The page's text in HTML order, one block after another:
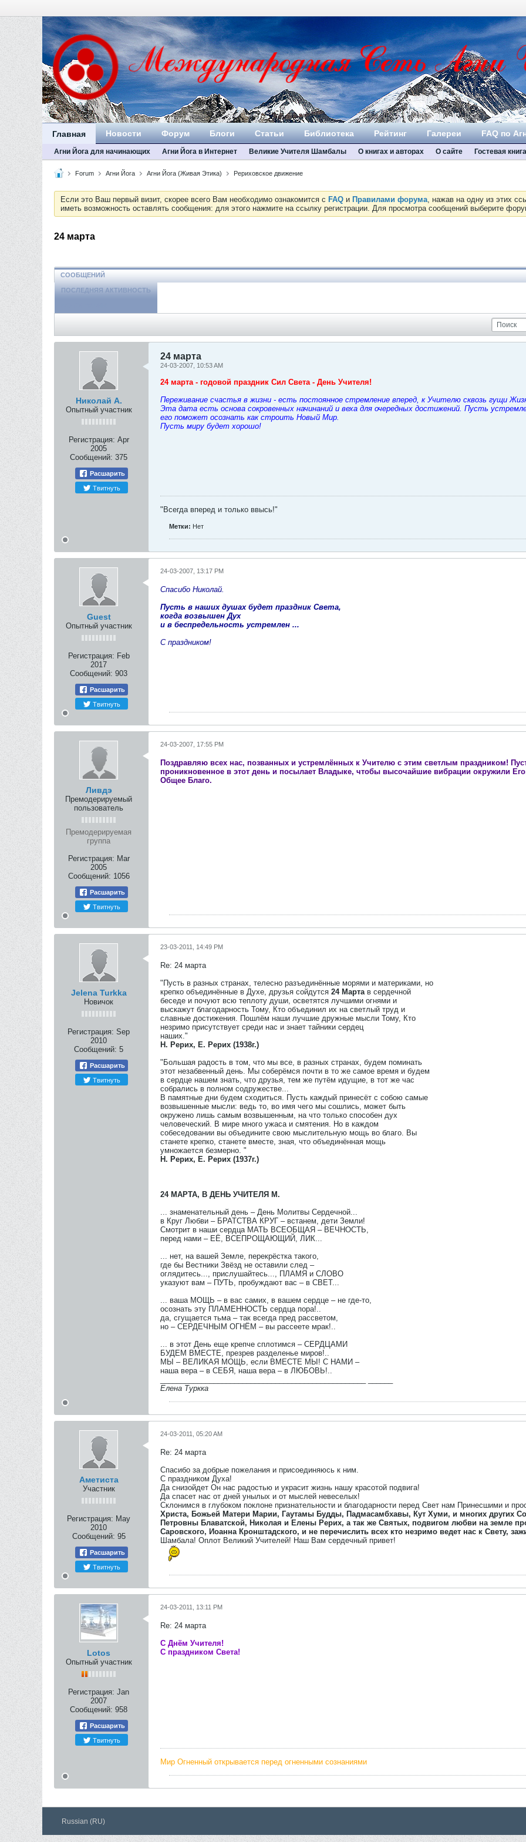
Главная Новости Форум Блоги Статьи Библиотека Рейтинг Галереи FAQ по
Агни Йога для начинающих Агни Йога в Интернет Великие Учителя Шамбалы О книгах и авторах О сайте Гостевая книга
Forum Агни Йога Агни Йога (Живая Этика) Рериховское движение
Если это Ваш первый визит, скорее всего Вам необходимо ознакомится с FAQ и Правилами форума, нажав на одну из этих
иметь возможность оставлять сообщения: для этого нажмите на ссылку регистрации. Для просмотра сообщений выберите
24 марта
СООБЩЕНИЙ
ПОСЛЕДНЯЯ АКТИВНОСТЬ
Николай А.
Опытный участник
Регистрация: Apr
2005
Сообщений: 375
Расшарить
Твитнуть
24 марта
24-03-2007, 10:53 AM
24 марта - годовой праздник Сил Света - День Учителя!
Переживание счастья в жизни - есть постоянное стремление вперед, к Учителю сквозь гущи
Эта дата есть основа сокровенных начинаний и веха для очередных достижений. Пусть
его поможет осознать как строить Новый Мир.
Пусть миру будет хорошо!
"Всегда вперед и только ввысь!"
Метки: Нет
Guest
Опытный участник
Регистрация: Feb
2017
Сообщений: 903
Расшарить
Твитнуть
24-03-2007, 13:17 PM
Спасибо Николай.
Пусть в наших душах будет праздник Света,
когда возвышен Дух
и в беспредельность устремлен ...
С праздником!
Ливдэ
Премодерируемый
пользователь
Премодерируемая
группа
Регистрация: Mar
2005
Сообщений: 1056
Расшарить
Твитнуть
24-03-2007, 17:55 PM
Поздравляю всех нас, позванных и устремлённых к Учителю с этим светлым праздником!
проникновенное в этот день и посылает Владыке, чтобы высочайшие вибрации окружили
Общее Благо.
Jelena Turkka
Новичок
Регистрация: Sep
2010
Сообщений: 5
Расшарить
Твитнуть
23-03-2011, 14:49 PM
Re: 24 марта
"Пусть в разных странах, телесно разъединённые морями и материками, но
крепко объединённые в Духе, друзья сойдутся 24 Мартав сердечной
беседе и почуют всю теплоту души, осветятся лучшими огнями и
выскажут благодарность Тому, Кто объединил их на светлый труд и
славные достижения. Пошлём наши лучшие дружные мысли Тому, Кто
незримо присутствует среди нас и знает тайники сердец
наших."
Н. Рерих, Е. Рерих (1938г.)
"Большая радость в том, что мы все, в разных странах, будем поминать
этот незабвенный день. Мы соберёмся почти в то же самое время и будем
в сердце нашем знать, что друзья, тем же путём идущие, в тот же час
собрались в полном содружестве...
В памятные дни будем сходиться. Пусть каждый принесёт с собою самые
возвышенные мысли: ведь то, во имя чего мы сошлись, может быть
окружено лишь самым возвышенным, на что только способен дух
человеческий. В мире много ужаса и смятения. Но в каждом
собеседовании вы объедините свою мыслительную мощь во благо. Вы
станете крепко, станете вместе, зная, что объединённая мощь
умножается безмерно. "
Н. Рерих, Е. Рерих (1937г.)
24 МАРТА, В ДЕНЬ УЧИТЕЛЯ М.
... знаменательный день – День Молитвы Сердечной...
в Круг Любви – БРАТСТВА КРУГ – встанем, дети Земли!
Смотрит в наши сердца МАТЬ ВСЕОБЩАЯ – ВЕЧНОСТЬ,
перед нами – ЕЁ, ВСЕПРОЩАЮЩИЙ, ЛИК...
... нет, на вашей Земле, перекрёстка такого,
где бы Вестники Звёзд не оставили след –
оглядитесь..., прислушайтесь..., ПЛАМЯ и СЛОВО
указуют вам – ПУТЬ, пробуждают вас – в СВЕТ...
... ваша МОЩЬ – в вас самих, в вашем сердце – не где-то,
осознать эту ПЛАМЕННОСТЬ сердца пора!..
да, сгущается тьма – так всегда пред рассветом,
но – СЕРДЕЧНЫМ ОГНЁМ – вы рассеете мрак!..
... в этот День еще крепче сплотимся – СЕРДЦАМИ
БУДЕМ ВМЕСТЕ, презрев разделенье миров!..
МЫ – ВЕЛИКАЯ МОЩЬ, если ВМЕСТЕ МЫ! С НАМИ –
наша вера – в СЕБЯ, наша вера – в ЛЮБОВЬ!..
Елена Туркка
Аметиста
Участник
Регистрация: May
2010
Сообщений: 95
Расшарить
Твитнуть
24-03-2011, 05:20 AM
Re: 24 марта
Спасибо за добрые пожелания и присоединяюсь к ним.
С праздником Духа!
Да снизойдет Он нас радостью и украсит жизнь нашу красотой подвига!
Да спасет нас от дней унылых и от мыслей невеселых!
Склонимся в глубоком поклоне признательности и благодарности перед Свет нам Принесшими и
Христа, Божьей Матери Марии, Гаутамы Будды, Падмасамбхавы, Кут Хуми, и многих других
Петровны Блаватской, Николая и Елены Рерих, а так же Святых, подвигом любви на земле
Саровского, Иоанна Кронштадского, и не перечислить всех кто незримо ведет нас к Свету,
Шамбала! Оплот Великий Учителей! Наш Вам сердечный привет!
Lotos
Опытный участник
Регистрация: Jan
2007
Сообщений: 958
Расшарить
Твитнуть
24-03-2011, 13:11 PM
Re: 24 марта
С Днём Учителя!
С праздником Света!
Мир Огненный открывается перед огненными сознаниями
Russian (RU)